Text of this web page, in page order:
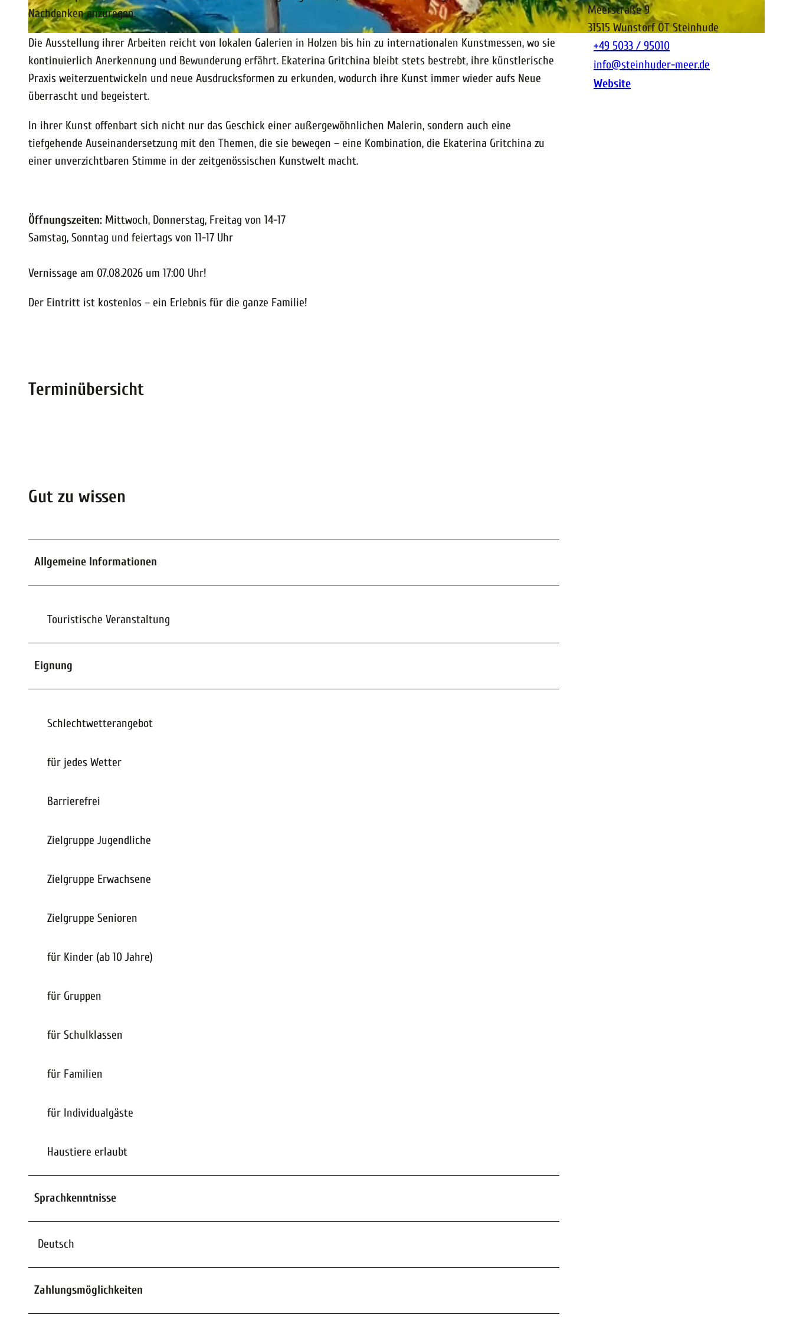
© Ekaterina Gritchina | CC-BY-SA
Nachdenken anzuregen.
Die Ausstellung ihrer Arbeiten reicht von lokalen Galerien in Holzen bis hin zu internationalen Kunstmessen, wo sie
kontinuierlich Anerkennung und Bewunderung erfährt. Ekaterina Gritchina bleibt stets bestrebt, ihre künstlerische
Praxis weiterzuentwickeln und neue Ausdrucksformen zu erkunden, wodurch ihre Kunst immer wieder aufs Neue
überrascht und begeistert.
In ihrer Kunst offenbart sich nicht nur das Geschick einer außergewöhnlichen Malerin, sondern auch eine
tiefgehende Auseinandersetzung mit den Themen, die sie bewegen – eine Kombination, die Ekaterina Gritchina zu
einer unverzichtbaren Stimme in der zeitgenössischen Kunstwelt macht.
Öffnungszeiten: Mittwoch, Donnerstag, Freitag von 14-17
Samstag, Sonntag und feiertags von 11-17 Uhr
Vernissage am 07.08.2026 um 17:00 Uhr!
Der Eintritt ist kostenlos – ein Erlebnis für die ganze Familie!
Terminübersicht
Gut zu wissen
Allgemeine Informationen
Touristische Veranstaltung
Eignung
Schlechtwetterangebot
für jedes Wetter
Barrierefrei
Zielgruppe Jugendliche
Zielgruppe Erwachsene
Zielgruppe Senioren
für Kinder (ab 10 Jahre)
für Gruppen
für Schulklassen
für Familien
für Individualgäste
Haustiere erlaubt
Sprachkenntnisse
Deutsch
Zahlungsmöglichkeiten
Meerstraße 9
31515 Wunstorf OT Steinhude
+49 5033 / 95010
info@steinhuder-meer.de
Website